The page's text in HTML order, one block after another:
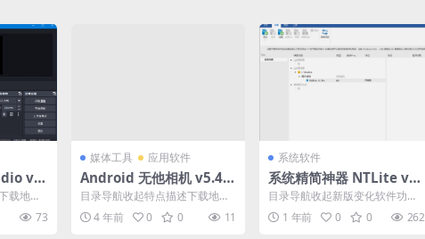
v3
载地址
载地址
73
媒体工具 应用软件
Android 无他相机 v5.4.
7.133去广告国内版
目录导航收起特点描述下载地址
目录导航收起特点描述下载地址
无他相机App是一款完全...
4 年前 0 0 11
系统软件
系统精简神器 NTLite v2
025.07.10543
目录导航收起新版变化软件功能
软件特点下载地址目录导航收起
新版变化软件功能软件特点...
1 年前 0 0 262